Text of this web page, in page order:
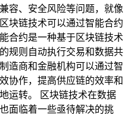
容、安全风险等问题，就像
块链技术可以通过智能合约
合约是一种基于区块链技术
规则自动执行交易和数据共
造商和金融机构可以通过智
协作，提高供应链的效率和
运转。 区块链技术在数据
面临着一些亟待解决的挑